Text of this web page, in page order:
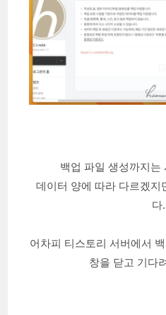
백업 파일 생성까지는
데이터 양에 따라 다르겠지
다.
어차피 티스토리 서버에서
창을 닫고 기다